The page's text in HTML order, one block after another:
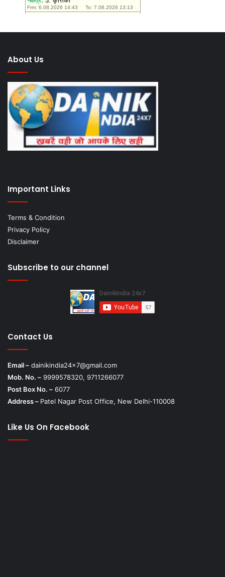
About Us
Important Links
Terms & Condition
Privacy Policy
Disclaimer
Subscribe to our channel
Contact Us
Email – dainikindia24x7@gmail.com
Mob. No. – 9999578320, 9711266077
Post Box No. – 6077
Address – Patel Nagar Post Office, New Delhi-110008
Like Us On Facebook